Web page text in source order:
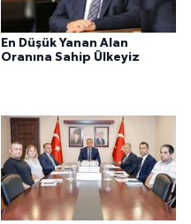
En Düşük Yanan Alan
Oranına Sahip Ülkeyiz